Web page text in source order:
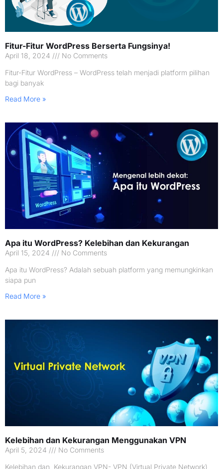
Fitur-Fitur WordPress Berserta Fungsinya!
April 18, 2024
No Comments
Fitur-Fitur WordPress – WordPress telah menjadi platform pilihan
bagi banyak
Read More »
Apa itu WordPress? Kelebihan dan Kekurangan
April 15, 2024
No Comments
Apa itu WordPress? Adalah sebuah platform yang memungkinkan
siapa pun
Read More »
Kelebihan dan Kekurangan Menggunakan VPN
April 5, 2024
No Comments
Kelebihan dan Kekurangan VPN- VPN (Virtual Private Network)